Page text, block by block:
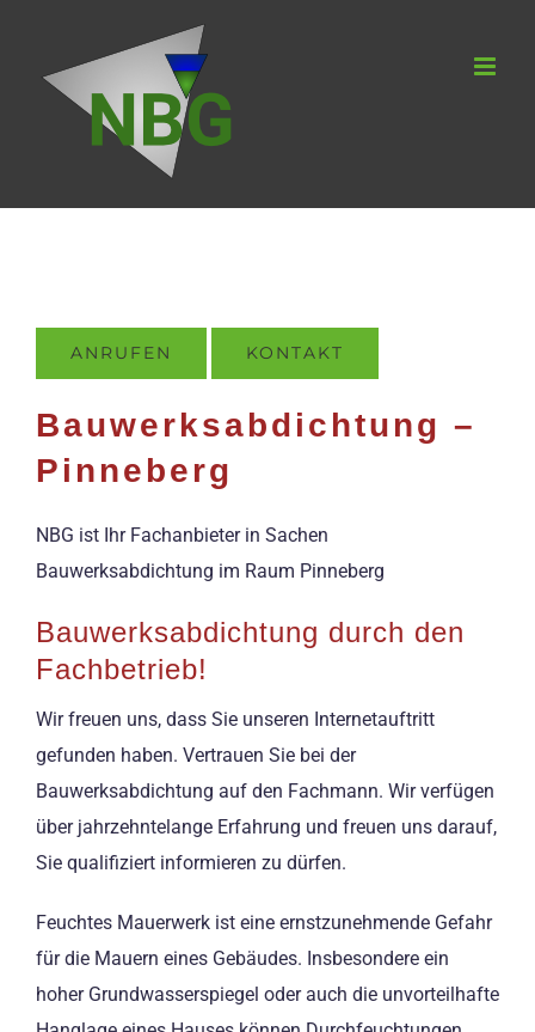
springen
ANRUFEN KONTAKT
Bauwerksabdichtung –
Pinneberg
NBG ist Ihr Fachanbieter in Sachen
Bauwerksabdichtung im Raum Pinneberg
Bauwerksabdichtung durch den
Fachbetrieb!
Wir freuen uns, dass Sie unseren Internetauftritt
gefunden haben. Vertrauen Sie bei der
Bauwerksabdichtung auf den Fachmann. Wir verfügen
über jahrzehntelange Erfahrung und freuen uns darauf,
Sie qualifiziert informieren zu dürfen.
Feuchtes Mauerwerk ist eine ernstzunehmende Gefahr
für die Mauern eines Gebäudes. Insbesondere ein
hoher Grundwasserspiegel oder auch die unvorteilhafte